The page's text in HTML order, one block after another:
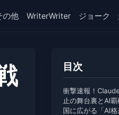
の他 WriterWriter ジョーク
目次
衝撃速報！
止の舞台裏とAI
国に広がる「AI